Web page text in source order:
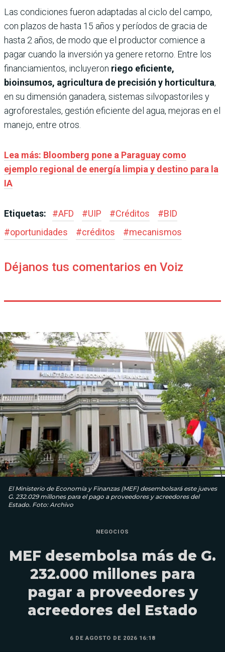
Las condiciones fueron adaptadas al ciclo del campo,
con plazos de hasta 15 años y períodos de gracia de
hasta 2 años, de modo que el productor comience a
pagar cuando la inversión ya genere retorno. Entre los
financiamientos, incluyeron riego eficiente,
bioinsumos, agricultura de precisión y horticultura,
en su dimensión ganadera, sistemas silvopastoriles y
agroforestales, gestión eficiente del agua, mejoras en el
manejo, entre otros.
Lea más: Bloomberg pone a Paraguay como
ejemplo regional de energía limpia y destino para la
IA
Etiquetas: #AFD #UIP #Créditos #BID
#oportunidades #créditos #mecanismos
Déjanos tus comentarios en Voiz
El Ministerio de Economía y Finanzas (MEF) desembolsará este jueves
G. 232.029 millones para el pago a proveedores y acreedores del
Estado. Foto: Archivo
NEGOCIOS
MEF desembolsa más de G.
232.000 millones para
pagar a proveedores y
acreedores del Estado
6 DE AGOSTO DE 2026 16:18